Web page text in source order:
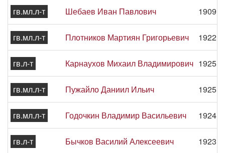
гв.мл.л-т Шебаев Иван Павлович 1909 -
гв.мл.л-т Плотников Мартиян Григорьевич 1922 -
гв.л-т Карнаухов Михаил Владимирович 1925 -
гв.мл.л-т Пужайло Даниил Ильич 1925 -
гв.мл.л-т Годочкин Владимир Васильевич 1924 -
гв.л-т Бычков Василий Алексеевич 1923 -